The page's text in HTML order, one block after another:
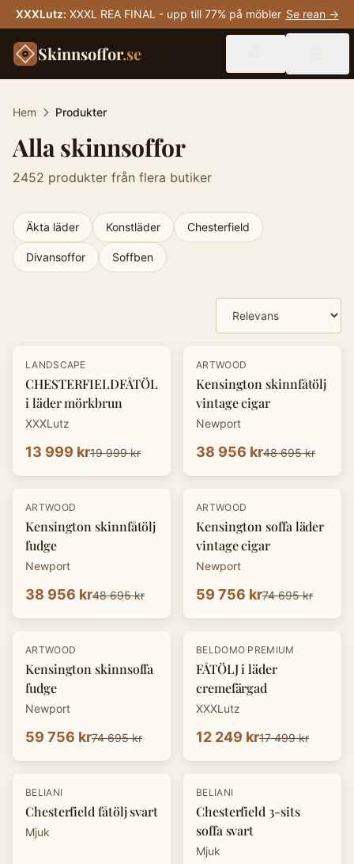
XXXLutz: XXXL REA FINAL - upp till 77% på möbler Se rean →
Skinnsoffor.se
Hem Produkter
Alla skinnsoffor
2452 produkter från flera butiker
Äkta läder Konstläder Chesterfield
Divansoffor Soffben
- 30%
LANDSCAPE
CHESTERFIELDFÅTÖLJ
i läder mörkbrun
XXXLutz
13 999 kr19 999 kr
-20%
ARTWOOD
Kensington skinnfåtölj
vintage cigar
Newport
38 956 kr48 695 kr
-20%
ARTWOOD
Kensington skinnfåtölj
fudge
Newport
38 956 kr48 695 kr
-20%
ARTWOOD
Kensington soffa läder
vintage cigar
Newport
59 756 kr74 695 kr
-20%
ARTWOOD
Kensington skinnsoffa
fudge
Newport
59 756 kr74 695 kr
-30 %
BELDOMO PREMIUM
FÅTÖLJ i läder
cremefärgad
XXXLutz
12 249 kr17 499 kr
-10 %
BELIANI
Chesterfield fåtölj svart
Mjuk
-10 %
BELIANI
Chesterfield 3-sits
soffa svart
Mjuk